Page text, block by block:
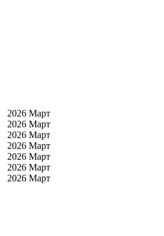
2026 Март
2026 Март
2026 Март
2026 Март
2026 Март
2026 Март
2026 Март